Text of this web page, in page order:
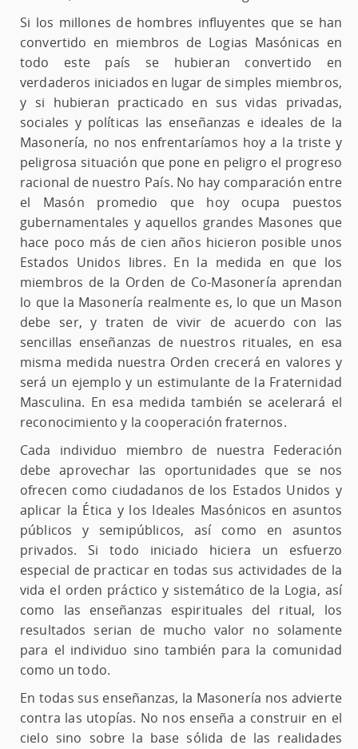
Si los millones de hombres influyentes que se han
convertido en miembros de Logias Masónicas en
todo este país se hubieran convertido en
verdaderos iniciados en lugar de simples miembros,
y si hubieran practicado en sus vidas privadas,
sociales y políticas las enseñanzas e ideales de la
Masonería, no nos enfrentaríamos hoy a la triste y
peligrosa situación que pone en peligro el progreso
racional de nuestro País. No hay comparación entre
el Masón promedio que hoy ocupa puestos
gubernamentales y aquellos grandes Masones que
hace poco más de cien años hicieron posible unos
Estados Unidos libres. En la medida en que los
miembros de la Orden de Co-Masonería aprendan
lo que la Masonería realmente es, lo que un Mason
debe ser, y traten de vivir de acuerdo con las
sencillas enseñanzas de nuestros rituales, en esa
misma medida nuestra Orden crecerá en valores y
será un ejemplo y un estimulante de la Fraternidad
Masculina. En esa medida también se acelerará el
reconocimiento y la cooperación fraternos.
Cada individuo miembro de nuestra Federación
debe aprovechar las oportunidades que se nos
ofrecen como ciudadanos de los Estados Unidos y
aplicar la Ética y los Ideales Masónicos en asuntos
públicos y semipúblicos, así como en asuntos
privados. Si todo iniciado hiciera un esfuerzo
especial de practicar en todas sus actividades de la
vida el orden práctico y sistemático de la Logia, así
como las enseñanzas espirituales del ritual, los
resultados serian de mucho valor no solamente
para el individuo sino también para la comunidad
como un todo.
En todas sus enseñanzas, la Masonería nos advierte
contra las utopías. No nos enseña a construir en el
cielo sino sobre la base sólida de las realidades